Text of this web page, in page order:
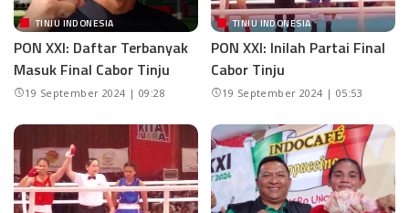
TINJU INDONESIA
PON XXI: Daftar Terbanyak
Masuk Final Cabor Tinju
19 September 2024 | 09:28
TINJU INDONESIA
PON XXI: Inilah Partai Final
Cabor Tinju
19 September 2024 | 05:53